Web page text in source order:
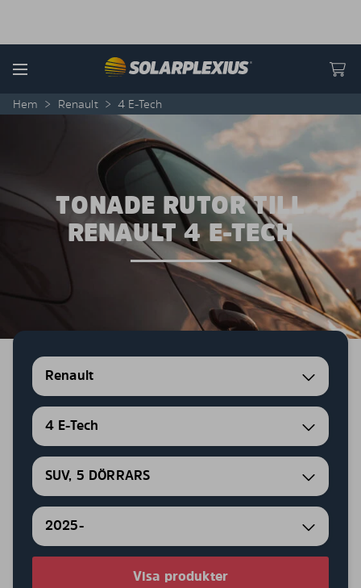
Menu
Hem > Renault > 4 E-Tech
TONADE RUTOR TILL
RENAULT 4 E-TECH
Renault
4 E-Tech
SUV, 5 DÖRRARS
2025-
Visa produkter